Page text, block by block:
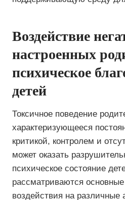
Воздействие
настроенных
психическое
детей
Токсичное поведение
характеризующееся
критикой, контролем и
может оказать
психическое состояние
рассматриваются основные
воздействия на различные